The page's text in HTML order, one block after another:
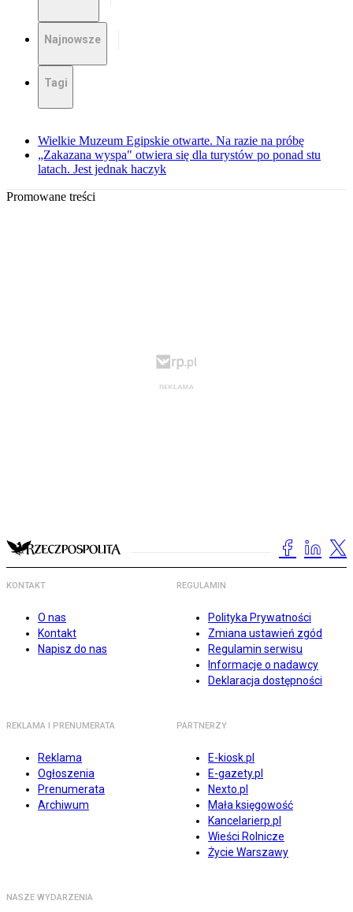
Najnowsze
Tagi
Wielkie Muzeum Egipskie otwarte. Na razie na próbę
„Zakazana wyspa" otwiera się dla turystów po ponad stu
latach. Jest jednak haczyk
Promowane treści
KONTAKT
O nas
Kontakt
Napisz do nas
REGULAMIN
Polityka Prywatności
Zmiana ustawień zgód
Regulamin serwisu
Informacje o nadawcy
Deklaracja dostępności
REKLAMA I PRENUMERATA
Reklama
Ogłoszenia
Prenumerata
Archiwum
PARTNERZY
E-kiosk.pl
E-gazety.pl
Nexto.pl
Mała księgowość
Kancelarierp.pl
Wieści Rolnicze
Życie Warszawy
NASZE WYDARZENIA